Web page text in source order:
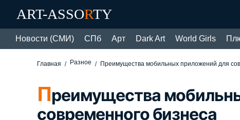
ART-ASSORTY
Новости (СМИ) СПб Арт Dark Art World Girls
Главная Разное Преимущества мобильных приложений для
Преимущества
современного бизнеса